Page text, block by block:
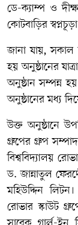
ডে-ক্যাম্প ও
কোটবাড়ির
জানা যায়, সকাল
হয় অনুষ্ঠানের
অনুষ্ঠান সম্পন্ন
অনুষ্ঠানের মধ্য
উক্ত অনুষ্ঠানে
গ্রুপের গ্রুপ
বিশ্ববিদ্যালয়
ড. জান্নাতুল
মহিউদ্দিন
রোভার স্কাউট